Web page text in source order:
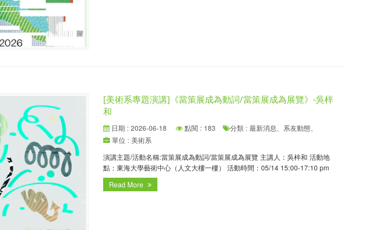
[美術系專題演講]《當策展成為動詞/當策展成為展覽》-吳梓
和
日期 : 2026-06-18 點閱 : 183
分類 : 最新消息、系友動態、
單位 : 美術系
演講主題/活動名稱:當策展成為動詞/當策展成為展覽 主講人：吳梓和 活動地
點：東海大學藝術中心（人文大樓一樓） 活動時間：05/14 15:00-17:10 pm
Read More